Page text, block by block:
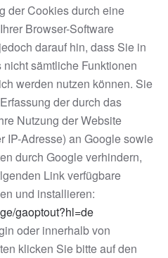
der Cookies durch eine
Browser-Software
darauf hin, dass Sie in
sämtliche Funktionen
werden nutzen können. Sie
der durch das
Nutzung der Website
IP-Adresse) an Google sowie
durch Google verhindern,
Link verfügbare
und installieren:
gaoptout?hl=de
oder innerhalb von
klicken Sie bitte auf den